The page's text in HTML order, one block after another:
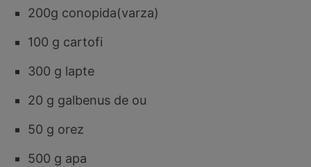
200g conopida(varza)
100 g cartofi
300 g lapte
20 g galbenus de ou
50 g orez
500 g apa